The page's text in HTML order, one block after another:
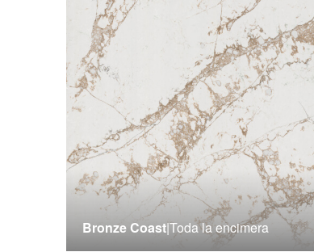
Bronze Coast|Toda la encimera